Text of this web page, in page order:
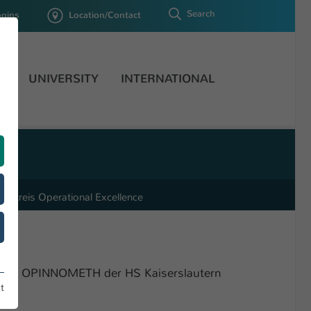
Location/Contact Search
UNIVERSITY INTERNATIONAL
Operational Excellence
OPINNOMETH der HS Kaiserslautern